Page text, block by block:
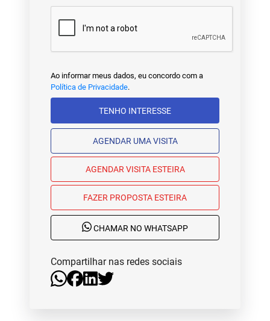
Ao informar meus dados, eu concordo com a
Política de Privacidade.
TENHO INTERESSE
AGENDAR UMA VISITA
AGENDAR VISITA ESTEIRA
FAZER PROPOSTA ESTEIRA
CHAMAR NO WHATSAPP
Compartilhar nas redes sociais